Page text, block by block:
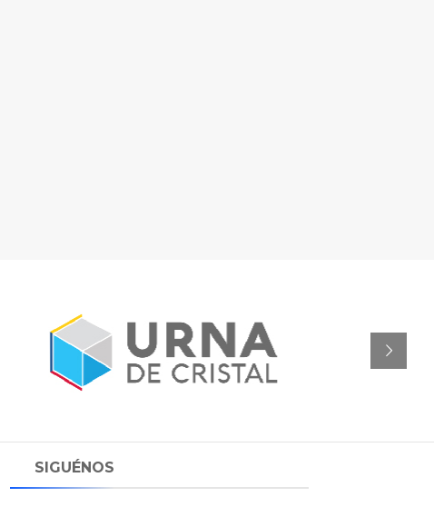
SIGUÉNOS